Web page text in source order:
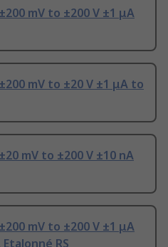
mV to ±200 V ±1 μA
mV to ±20 V ±1 μA to
mV to ±200 V ±10 nA
mV to ±200 V ±1 μA
RS